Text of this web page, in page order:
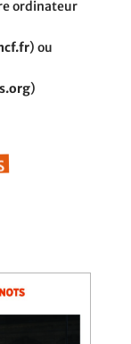
ordinateur
) ou
)